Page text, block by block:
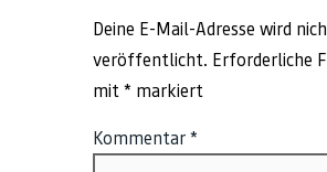
Deine E-Mail-Adresse wird
veröffentlicht. Erforderliche
mit * markiert
Kommentar *